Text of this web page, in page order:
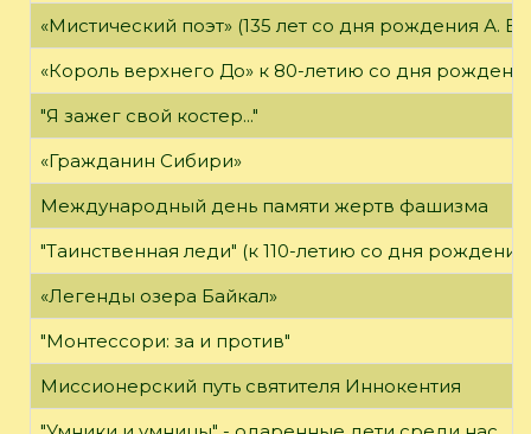
«Мистический поэт» (135 лет со дня рождения А.
«Король верхнего До» к 80-летию со дня
"Я зажег свой костер..."
«Гражданин Сибири»
Международный день памяти жертв фашизма
"Таинственная леди" (к 110-летию со дня
«Легенды озера Байкал»
"Монтессори: за и против"
Миссионерский путь святителя Иннокентия